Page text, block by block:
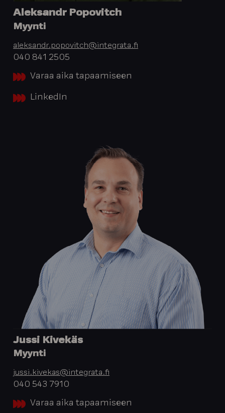
Aleksandr Popovitch
Myynti
aleksandr.popovitch@integrata.fi
040 841 2505
Varaa aika tapaamiseen
LinkedIn
Jussi Kivekäs
Myynti
jussi.kivekas@integrata.fi
040 543 7910
Varaa aika tapaamiseen